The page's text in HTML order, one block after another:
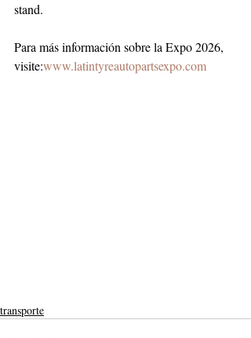
stand.
Para más información sobre la Expo 2026,
visite:www.latintyreautopartsexpo.com
transporte